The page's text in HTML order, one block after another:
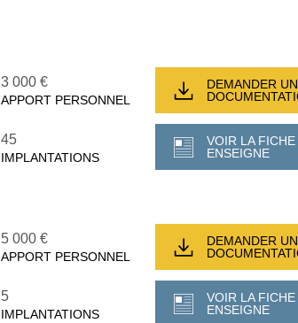
3 000 €
APPORT PERSONNEL
45
IMPLANTATIONS
DEMANDER
VOIR LA FICHE
ENSEIGNE
5 000 €
APPORT PERSONNEL
5
IMPLANTATIONS
DEMANDER
VOIR LA FICHE
ENSEIGNE